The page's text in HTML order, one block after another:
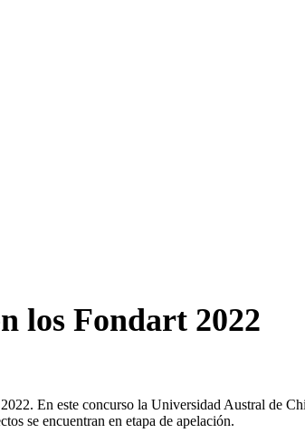
los Fondart 2022
En este concurso la Universidad Austral de
se encuentran en etapa de apelación.